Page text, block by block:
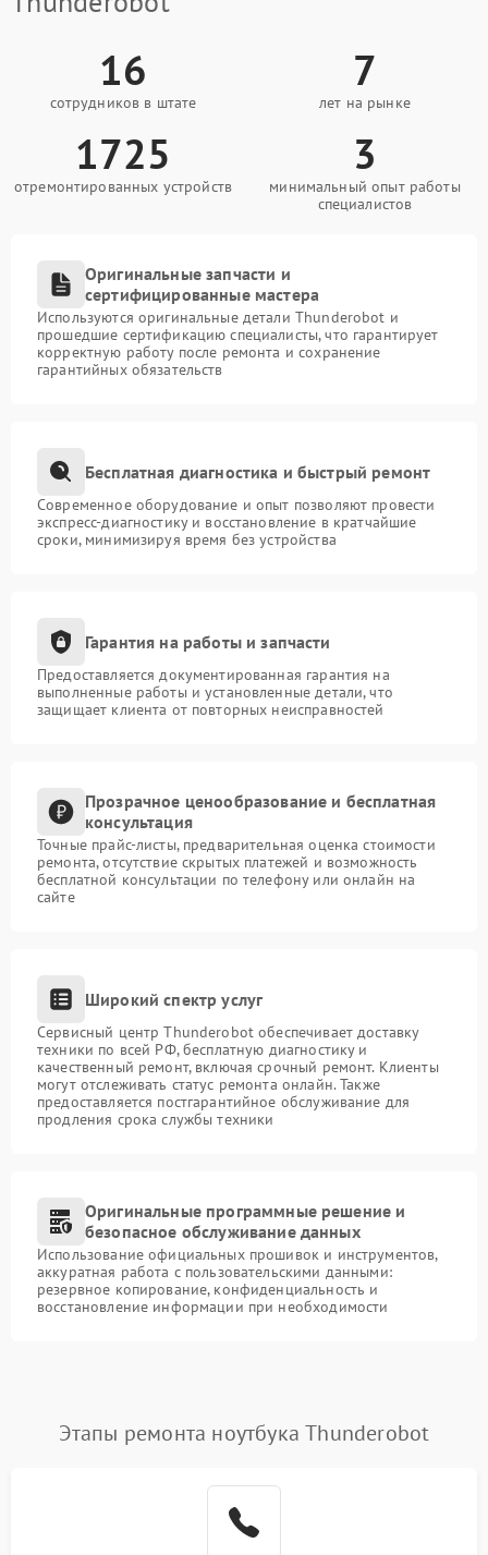
16
сотрудников в штате
7
лет на рынке
1725
отремонтированных устройств
3
минимальный опыт работы
специалистов
Оригинальные запчасти и
сертифицированные мастера
Используются оригинальные детали Thunderobot и
прошедшие сертификацию специалисты, что гарантирует
корректную работу после ремонта и сохранение
гарантийных обязательств
Бесплатная диагностика и быстрый ремонт
Современное оборудование и опыт позволяют провести
экспресс-диагностику и восстановление в кратчайшие
сроки, минимизируя время без устройства
Гарантия на работы и запчасти
Предоставляется документированная гарантия на
выполненные работы и установленные детали, что
защищает клиента от повторных неисправностей
Прозрачное ценообразование и бесплатная
консультация
Точные прайс-листы, предварительная оценка стоимости
ремонта, отсутствие скрытых платежей и возможность
бесплатной консультации по телефону или онлайн на
сайте
Широкий спектр услуг
Сервисный центр Thunderobot обеспечивает доставку
техники по всей РФ, бесплатную диагностику и
качественный ремонт, включая срочный ремонт. Клиенты
могут отслеживать статус ремонта онлайн. Также
предоставляется постгарантийное обслуживание для
продления срока службы техники
Оригинальные программные решение и
безопасное обслуживание данных
Использование официальных прошивок и инструментов,
аккуратная работа с пользовательскими данными:
резервное копирование, конфиденциальность и
восстановление информации при необходимости
Этапы ремонта ноутбука Thunderobot